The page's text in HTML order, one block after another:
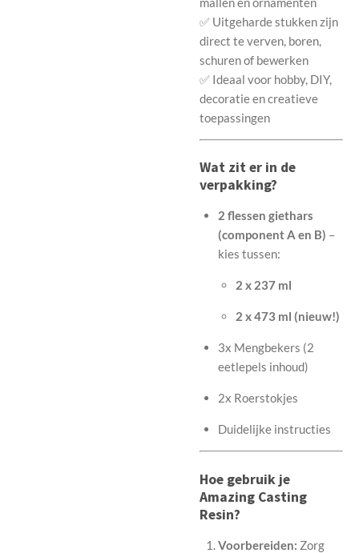
✅ Uitgeharde stukken zijn
direct te verven, boren,
schuren of bewerken
✅ Ideaal voor hobby, DIY,
decoratie en creatieve
toepassingen
Wat zit er in de
verpakking?
2 flessen giethars
(component A en B) –
kies tussen:
2 x 237 ml
2 x 473 ml (nieuw!)
3x Mengbekers (2
eetlepels inhoud)
2x Roerstokjes
Duidelijke instructies
Hoe gebruik je
Amazing Casting
Resin?
Voorbereiden: Zorg